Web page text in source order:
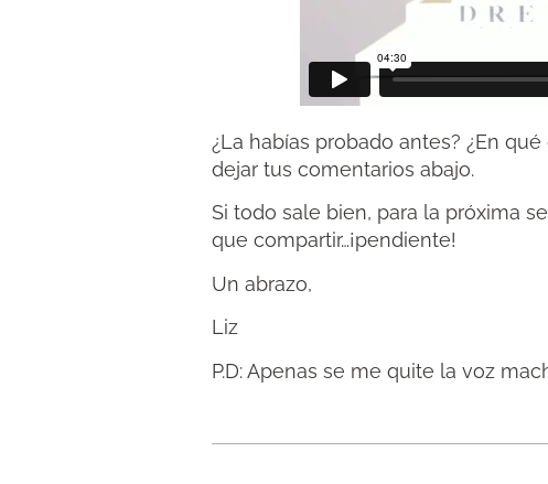
¿La habías probado antes? ¿En
dejar tus comentarios abajo.
Si todo sale bien, para la próxima
que compartir…¡pendiente!
Un abrazo,
Liz
P.D: Apenas se me quite la voz